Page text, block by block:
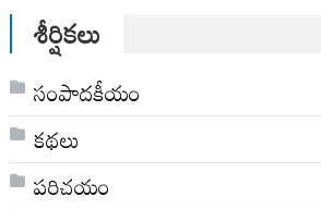
శీర్షికలు
సంపాదకీయం
కథలు
పరిచయం